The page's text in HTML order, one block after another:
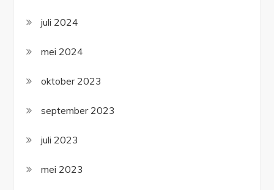
juli 2024
mei 2024
oktober 2023
september 2023
juli 2023
mei 2023